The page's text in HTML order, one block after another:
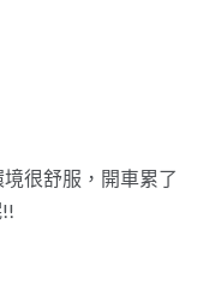
很舒服，開車累了